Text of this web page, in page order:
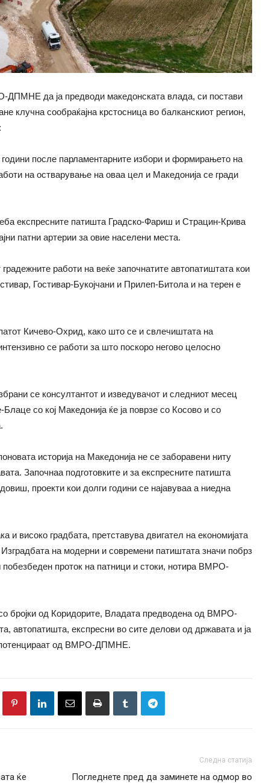
да ја предводи македонската влада, си постави
клучна сообраќајна крстосница во балканскиот регион,
после парламентарните избори и формирањето на
на остварување на оваа цел и Македонија се гради
експресните патишта Градско-Фариш и Страцин-Крива
патни артерии за овие населени места.
работи на веќе започнатите автопатиштата кои
Гостивар-Букојчани и Прилеп-Битола и на терен е
Кичево-Охрид, како што се и свлечиштата на
се работи за што поскоро негово целосно
се консултантот и изведувачот и следниот месец
со кој Македонија ќе ја поврзе со Косово и со
историја на Македонија не се заборавени ниту
Започнаа подготовките и за експресните патишта
проекти кои долги години се најавуваа а ниедна
и високо градбата, претставува двигател на економијата
Изградбата на модерни и современи патиштата значи побрз
побезбеден проток на патници и стоки, нотира ВМРО-
бројки од Коридорите, Владата предводена од ВМРО-
автопатишта, експресни во сите делови од државата и ја
потенцираат од ВМРО-ДПМНЕ.
ќе
Следна статија
Погледнете пред да заминете на одмор во